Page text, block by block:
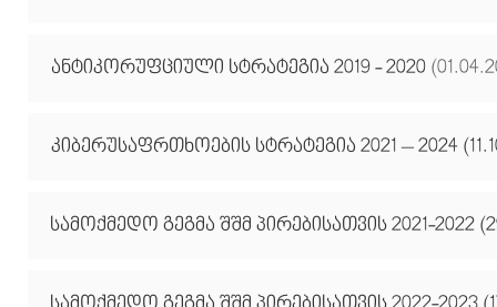
ანტიკორუფციული სტრატეგია 2019 - 2020
კიბერუსაფრთხოების სტრატეგია 2021 – 2024
სამოქმედო გეგმა შშმ პირებისათვის 2021-2022